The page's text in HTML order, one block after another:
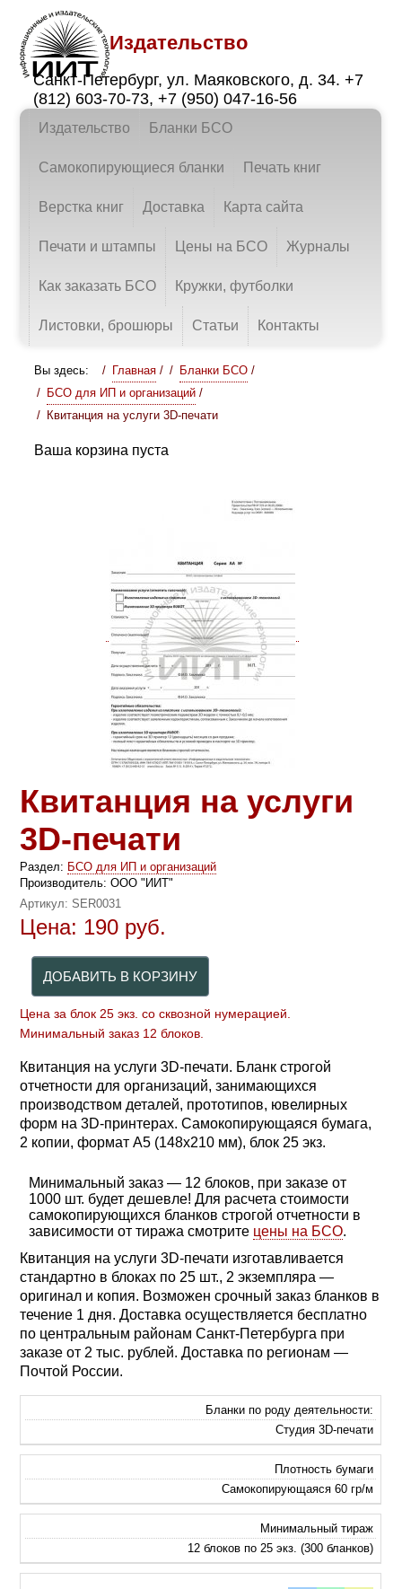
Издательство
Санкт-Петербург,ул. Маяковского, д. 34. +7
(812) 603-70-73,+7 (950) 047-16-56
Издательство Бланки БСО
Самокопирующиеся бланки Печать книг
Верстка книг Доставка Карта сайта
Печати и штампы Цены на БСО Журналы
Как заказать БСО Кружки, футболки
Листовки, брошюры Статьи Контакты
Вы здесь: Главная / Бланки БСО /
БСО для ИП и организаций /
Квитанция на услуги 3D-печати
Ваша корзина пуста
Квитанция на услуги
3D-печати
Раздел: БСО для ИП и организаций
Производитель:ООО "ИИТ"
Артикул:SER0031
Цена: 190 руб.
Цена за блок 25 экз. со сквозной нумерацией.
Минимальный заказ 12 блоков.
Квитанция на услуги 3D-печати. Бланк строгой
отчетности для организаций, занимающихся
производством деталей, прототипов, ювелирных
форм на 3D-принтерах. Самокопирующаяся бумага,
2 копии, формат А5 (148х210 мм), блок 25 экз.
Минимальный заказ — 12 блоков, при заказе от
1000 шт. будет дешевле! Для расчета стоимости
самокопирующихся бланков строгой отчетности в
зависимости от тиража смотрите цены на БСО.
Квитанция на услуги 3D-печати изготавливается
стандартно в блоках по 25 шт., 2 экземпляра —
оригинал и копия. Возможен срочный заказ бланков в
течение 1 дня. Доставка осуществляется бесплатно
по центральным районам Санкт-Петербурга при
заказе от 2 тыс. рублей. Доставка по регионам —
Почтой России.
Бланки по роду деятельности:
Студия 3D-печати
Плотность бумаги
Самокопирующаяся 60 гр/м
Минимальный тираж
12 блоков по 25 экз. (300 бланков)